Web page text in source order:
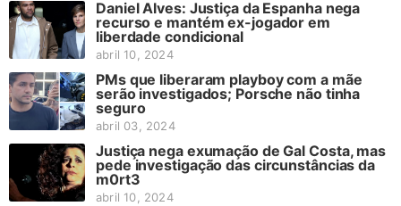
Daniel Alves: Justiça da Espanha nega
recurso e mantém ex-jogador em
liberdade condicional
abril 10, 2024
PMs que liberaram playboy com a mãe
serão investigados; Porsche não tinha
seguro
abril 03, 2024
Justiça nega exumação de Gal Costa, mas
pede investigação das circunstâncias da
m0rt3
abril 10, 2024